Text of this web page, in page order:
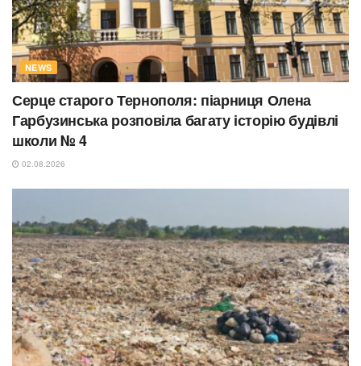
NEWS
Серце старого Тернополя: піарниця Олена
Гарбузинська розповіла багату історію будівлі
школи № 4
02.08.2026